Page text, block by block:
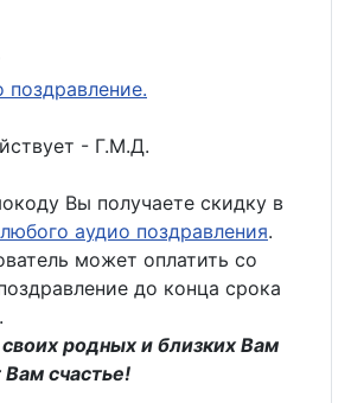
поздравление.
- Г.М.Д.
Вы получаете скидку в
аудио поздравления.
может оплатить со
до конца срока
родных и близких Вам
счастье!